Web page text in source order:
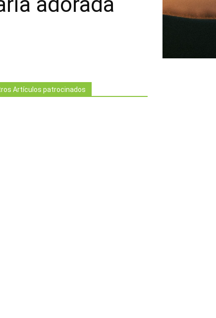
Artículos patrocinados